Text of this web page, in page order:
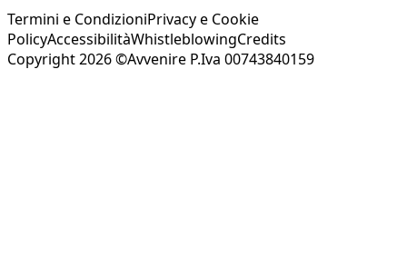
Termini e CondizioniPrivacy e Cookie
PolicyAccessibilitàWhistleblowingCredits
Copyright 2026 ©Avvenire P.Iva 00743840159